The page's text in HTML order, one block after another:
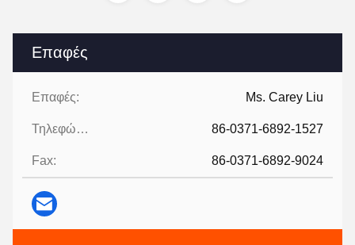
Επαφές
Επαφές: Ms. Carey Liu
Τηλεφώνημα: 86-0371-6892-1527
Fax: 86-0371-6892-9024